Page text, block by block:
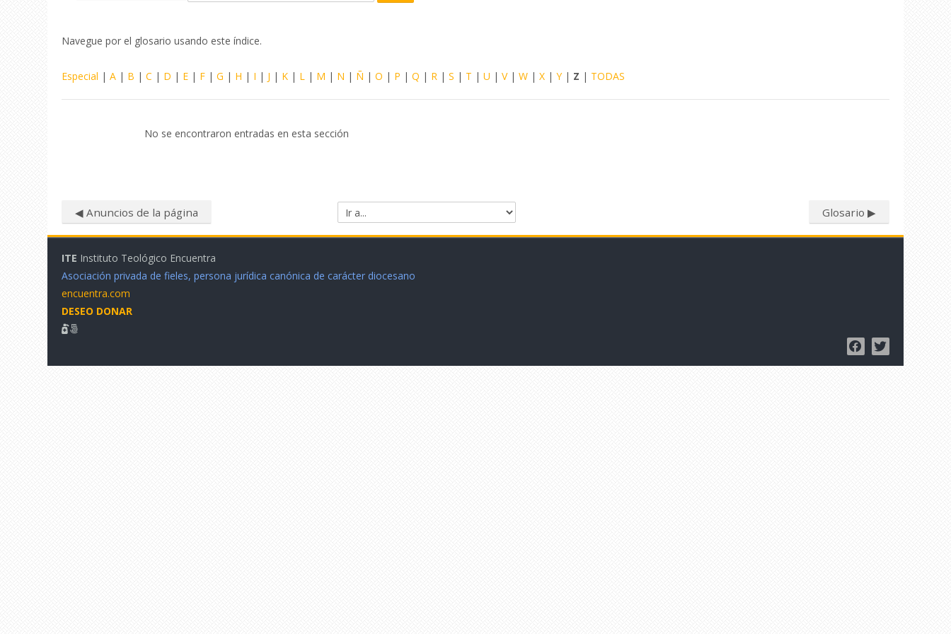
Buscar
Navegue por el glosario usando este índice.
Especial |A | B |C | D | E | F |G | H | I | J | K | L | M | N | Ñ |O | P |Q | R |S | T |U |V|W |X |Y| Z | TODAS
No se encontraron entradas en esta sección
◀︎ Anuncios de la página Ir a... Glosario ▶︎
ITE Instituto Teológico Encuentra
Asociación privada de fieles, persona jurídica canónica de carácter diocesano
encuentra.com
DESEO DONAR